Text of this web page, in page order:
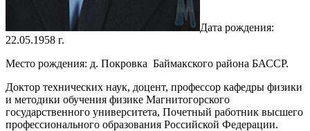
Дата рождения:
22.05.1958 г.
Место рождения: д. Покровка Баймакского района БАССР.
Доктор технических наук, доцент, профессор кафедры физики
и методики обучения физике Магнитогорского
государственного университета, Почетный работник высшего
профессионального образования Российской Федерации.